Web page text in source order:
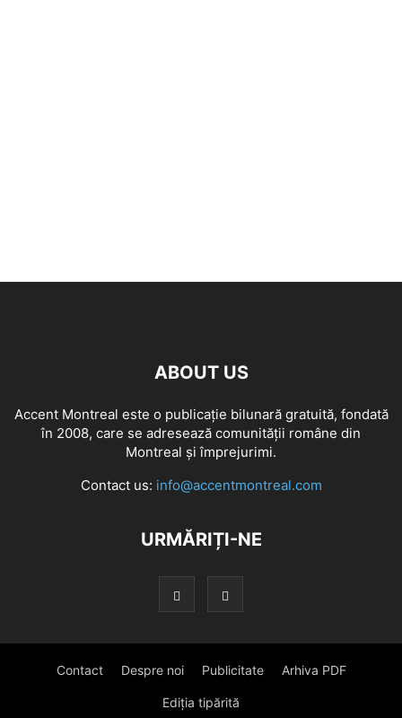
ABOUT US
Accent Montreal este o publicație bilunară gratuită, fondată
în 2008, care se adresează comunităţii române din
Montreal şi împrejurimi.
Contact us: info@accentmontreal.com
URMĂRIȚI-NE
Contact Despre noi Publicitate Arhiva PDF
Ediția tipărită